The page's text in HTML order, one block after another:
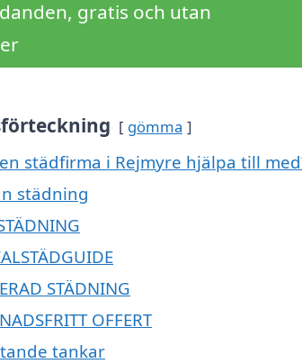
gratis och utan
gömma
städfirma i Rejmyre hjälpa till
städning
STÄDNING
OFFERT
tankar